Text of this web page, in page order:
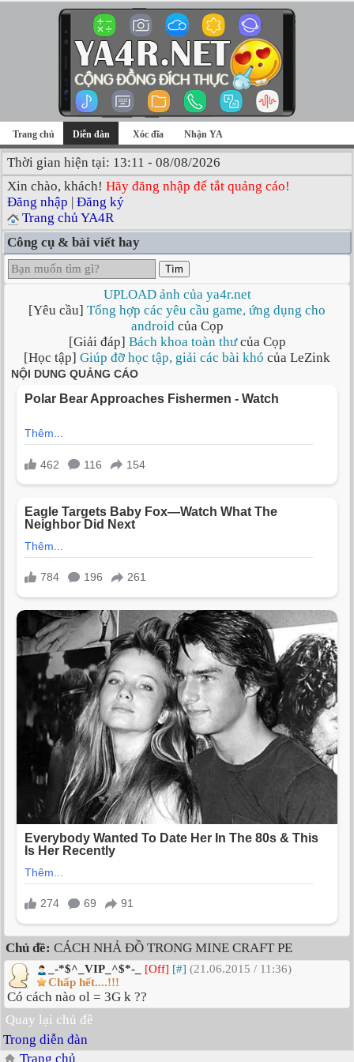
Trang chủ Diễn đàn Xóc đĩa Nhận YA
Thời gian hiện tại: 13:11 - 08/08/2026
Xin chào, khách! Hãy đăng nhập để tắt quảng cáo!
Đăng nhập | Đăng ký
Trang chủ YA4R
Công cụ & bài viết hay
Tìm
UPLOAD ảnh của ya4r.net
[Yêu cầu] Tổng hợp các yêu cầu game, ứng dụng cho
androidcủa Cọp
[Giải đáp] Bách khoa toàn thưcủa Cọp
[Học tập] Giúp đỡ học tập, giải các bài khó của LeZink
Chủ đề: CÁCH NHẢ ĐỒ TRONG MINE CRAFT PE
_-*$^_VIP_^$*-_ [Off] [#] (21.06.2015 / 11:36)
Chấp hết....!!!
Có cách nào ol = 3G k ??
Quay lại chủ đề
Trong diễn đàn
Trang chủ